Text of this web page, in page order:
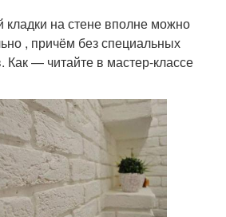
на стене вполне можно
, причём без специальных
Как — читайте в мастер-классе